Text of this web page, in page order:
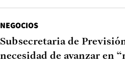
NEGOCIOS
Subsecretaria de
necesidad de avanzar en